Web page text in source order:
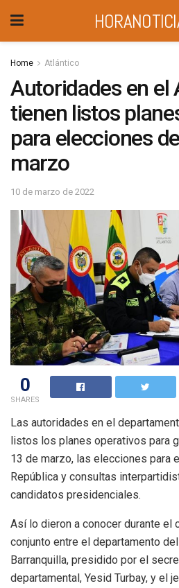
Home Atlántico
Autoridades en el
tienen listos
para elecciones
marzo
10 de marzo de 2022
0
SHARES
Las autoridades en el
listos los planes operativos para
13 de marzo, las elecciones para
República y consultas
candidatos presidenciales.
Así lo dieron a conocer durante el
conjunto entre el departamento
Barranquilla, presidido por el
departamental, Yesid Turbay, y el